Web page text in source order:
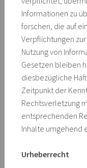
Informationen zu
forschen, die auf
Verpflichtungen
Nutzung von
Gesetzen bleiben
diesbezügliche
Zeitpunkt der
Rechtsverletzung
entsprechenden
Inhalte umgehend
Urheberrecht